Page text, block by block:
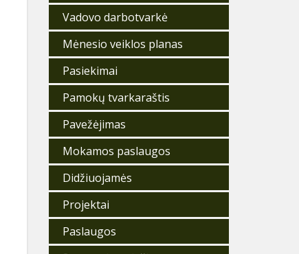
Vadovo darbotvarkė
Mėnesio veiklos planas
Pasiekimai
Pamokų tvarkaraštis
Pavežėjimas
Mokamos paslaugos
Didžiuojamės
Projektai
Paslaugos